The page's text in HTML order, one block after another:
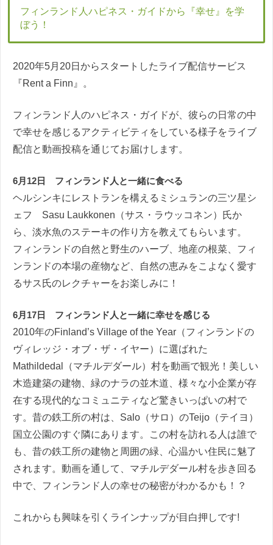
フィンランド人ハピネス・ガイドから『幸せ』を学
ぼう！
2020年5月20日からスタートしたライブ配信サービス
『Rent a Finn』。
フィンランド人のハピネス・ガイドが、彼らの日常の中
で幸せを感じるアクティビティをしている様子をライブ
配信と動画投稿を通じてお届けします。
6月12日 フィンランド人と一緒に食べる
ヘルシンキにレストランを構えるミシュランの三ツ星シ
ェフ Sasu Laukkonen（サス・ラウッコネン）氏か
ら、淡水魚のステーキの作り方を教えてもらいます。
フィンランドの自然と野生のハーブ、地産の根菜、フィ
ンランドの本場の産物など、自然の恵みをこよなく愛す
るサス氏のレクチャーをお楽しみに！
6月17日 フィンランド人と一緒に幸せを感じる
2010年のFinland’s Village of the Year（フィンランドの
ヴィレッジ・オブ・ザ・イヤー）に選ばれた
Mathildedal（マチルデダール）村を動画で観光！美しい
木造建築の建物、緑のナラの並木道、様々な小企業が存
在する現代的なコミュニティなど驚きいっぱいの村で
す。昔の鉄工所の村は、Salo（サロ）のTeijo（テイヨ）
国立公園のすぐ隣にあります。この村を訪れる人は誰で
も、昔の鉄工所の建物と周囲の緑、心温かい住民に魅了
されます。動画を通して、マチルデダール村を歩き回る
中で、フィンランド人の幸せの秘密がわかるかも！？
これからも興味を引くラインナップが目白押しです!